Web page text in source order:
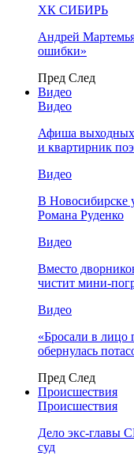
ХК СИБИРЬ
Андрей
ошибки»
Пред След
Видео
Видео
Афиша
и квартирник
Видео
В Новосибирске
Романа Руденко
Видео
Вместо
чистит мини-
Видео
«Бросали в лицо
обернулась
Пред След
Происшествия
Происшествия
Дело экс-главы
суд